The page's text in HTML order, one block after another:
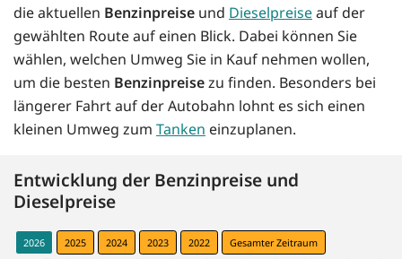
die aktuellen Benzinpreise und Dieselpreiseauf der
gewählten Route auf einen Blick. Dabei können Sie
wählen, welchen Umweg Sie in Kauf nehmen wollen,
um die besten Benzinpreisezu finden. Besonders bei
längerer Fahrt auf der Autobahn lohnt es sich einen
kleinen Umweg zum Tanken einzuplanen.
Entwicklung der Benzinpreise und
Dieselpreise
2026 2025 2024 2023 2022 Gesamter Zeitraum